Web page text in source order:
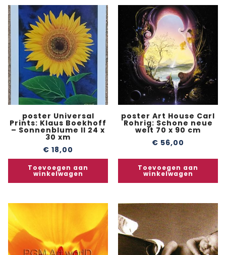
poster Universal
Prints: Klaus Boekhoff
– Sonnenblume II 24 x
30 xm
€ 18,00
Toevoegen aan
winkelwagen
poster Art House Carl
Rohrig: Schone neue
welt 70 x 90 cm
€ 56,00
Toevoegen aan
winkelwagen